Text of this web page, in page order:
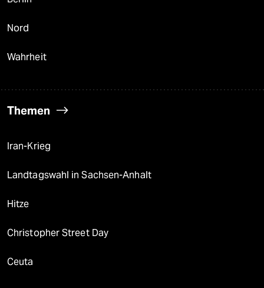
Nord
Wahrheit
Themen
Iran-Krieg
Landtagswahl in Sachsen-Anhalt
Hitze
Christopher Street Day
Ceuta